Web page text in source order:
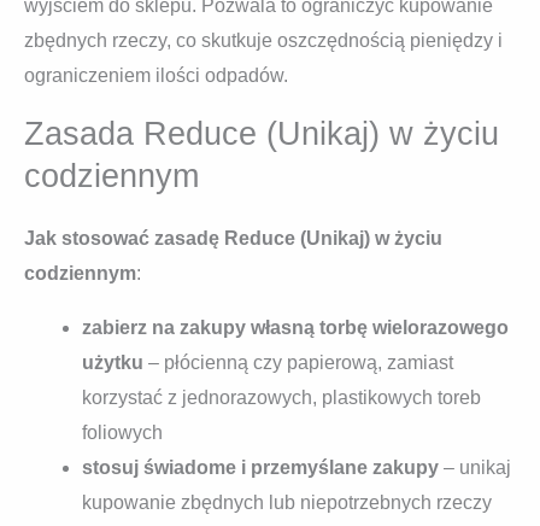
wyjściem do sklepu. Pozwala to ograniczyć kupowanie
zbędnych rzeczy, co skutkuje oszczędnością pieniędzy i
ograniczeniem ilości odpadów.
Zasada Reduce (Unikaj) w życiu
codziennym
Jak stosować zasadę Reduce (Unikaj) w życiu
codziennym:
zabierz na zakupy własną torbę wielorazowego
użytku – płócienną czy papierową, zamiast
korzystać z jednorazowych, plastikowych toreb
foliowych
stosuj świadome i przemyślane zakupy – unikaj
kupowanie zbędnych lub niepotrzebnych rzeczy